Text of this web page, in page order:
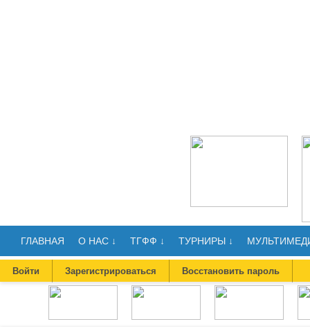
ГЛАВНАЯ О НАС ↓ ТГФФ ↓ ТУРНИРЫ ↓
Войти Зарегистрироваться Восстановить пароль